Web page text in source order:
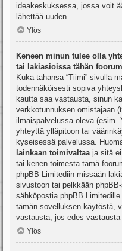
ideakeskuksessa , jossa voit
lähettää uuden.
Ylös
Keneen minun tulee olla
tai lakiasioissa tähän
Kuka tahansa “Tiimi”-sivulla
todennäköisesti sopiva
kautta saa vastausta, sinun
verkkotunnuksen omistajaan
ilmaispalvelussa oleva (esim.
yhteyttä ylläpitoon tai
kyseisessä palvelussa.
lainkaan toimivaltaa ja sitä
tai kenen toimesta tämä
phpBB Limitediin missään
sivustoon tai pelkkään
sähköpostia phpBB Limitedille
tämän sovelluksen käytöstä,
vastausta, jos edes vastausta
Ylös